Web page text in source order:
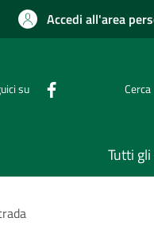
Accedi all'area
su Cerca
Tutti